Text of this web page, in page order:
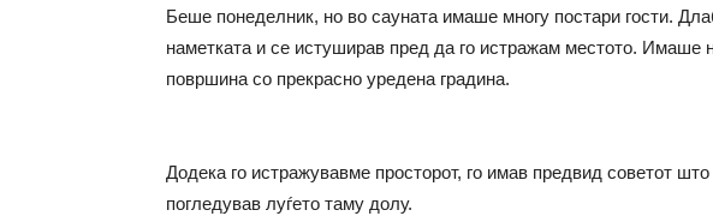
Беше понеделник, но во сауната имаше многу постари гости.
наметката и се истуширав пред да го истражам местото. Имаше
површина со прекрасно уредена градина.
Додека го истражувавме просторот, го имав предвид советот
погледував луѓето таму долу.